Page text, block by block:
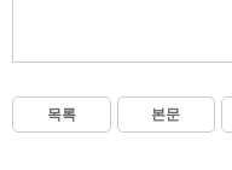
목록 본문